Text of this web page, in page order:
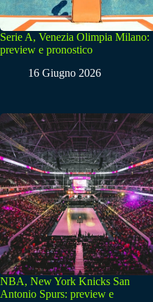
Serie A, Venezia Olimpia Milano:
preview e pronostico
16 Giugno 2026
NBA, New York Knicks San
Antonio Spurs: preview e